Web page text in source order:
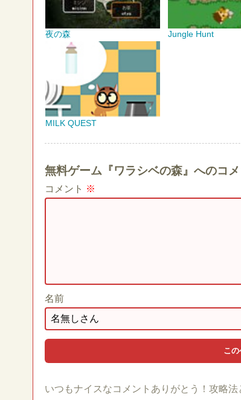
夜の森 Jungle Hunt
MILK QUEST
無料ゲーム『ワラシベの森』へのコメ
コメント ※
名前
いつもナイスなコメントありがとう！攻略法